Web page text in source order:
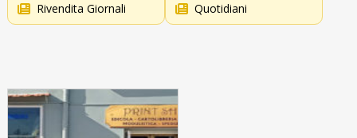
Rivendita Giornali Quotidiani